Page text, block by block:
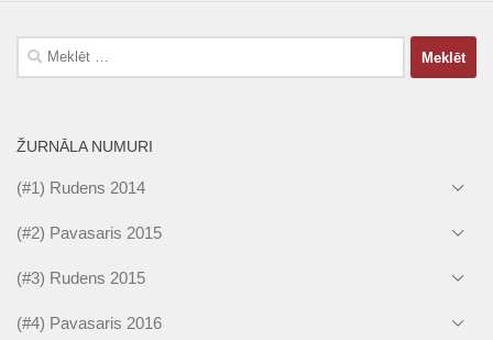
Meklēt:
ŽURNĀLA NUMURI
(#1) Rudens 2014
(#2) Pavasaris 2015
(#3) Rudens 2015
(#4) Pavasaris 2016